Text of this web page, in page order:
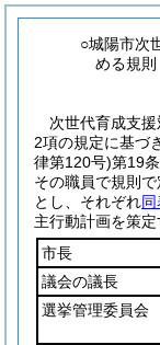
○城陽市次
める規則
次世代育成支
2項の規定に基づ
律第120号)第19
その職員で規則で
とし、それぞれ
主行動計画を策定
市長
議会の議長
選挙管理委員会